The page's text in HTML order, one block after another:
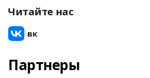
Читайте нас
Партнеры